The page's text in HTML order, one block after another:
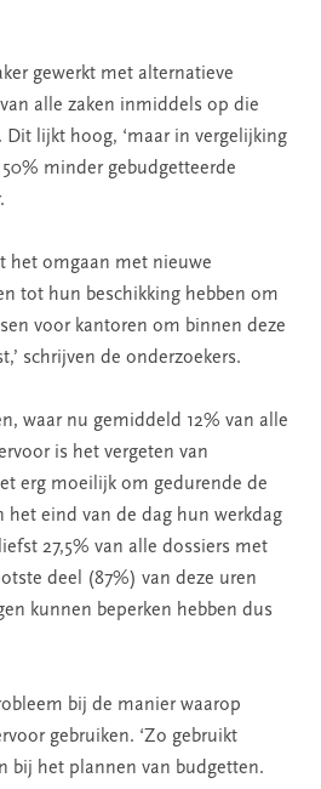
gewerkt met alternatieve
alle zaken inmiddels op die
Dit lijkt hoog, ‘maar in vergelijking
minder gebudgetteerde
het omgaan met nieuwe
tot hun beschikking hebben om
voor kantoren om binnen deze
schrijven de onderzoekers.
waar nu gemiddeld 12% van alle
is het vergeten van
erg moeilijk om gedurende de
het eind van de dag hun werkdag
27,5% van alle dossiers met
deel (87%) van deze uren
kunnen beperken hebben dus
bij de manier waarop
gebruiken. ‘Zo gebruikt
bij het plannen van budgetten.